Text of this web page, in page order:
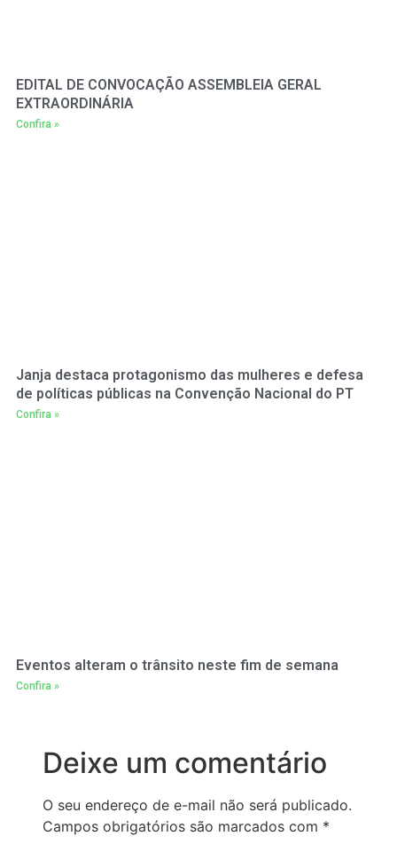
EDITAL DE CONVOCAÇÃO ASSEMBLEIA GERAL
EXTRAORDINÁRIA
Confira »
Janja destaca protagonismo das mulheres e defesa
de políticas públicas na Convenção Nacional do PT
Confira »
Eventos alteram o trânsito neste fim de semana
Confira »
Deixe um comentário
O seu endereço de e-mail não será publicado.
Campos obrigatórios são marcados com *